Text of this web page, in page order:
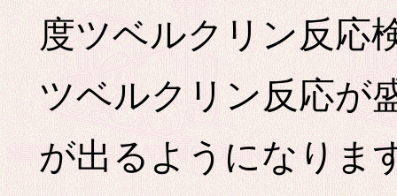
度ツベルクリン反応
ツベルクリン反応が
が出るようになりま